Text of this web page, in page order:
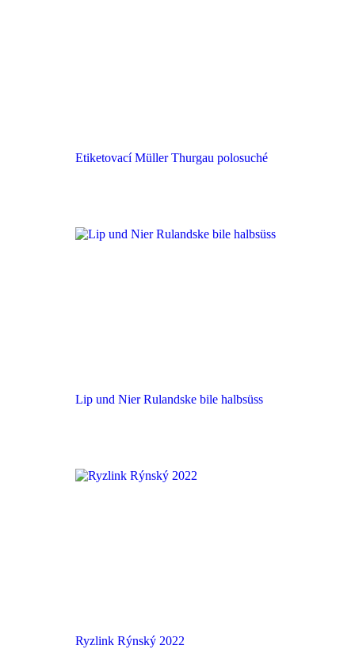
Etiketovací Müller Thurgau polosuché
Lip und Nier Rulandske bile halbsüss
Ryzlink Rýnský 2022